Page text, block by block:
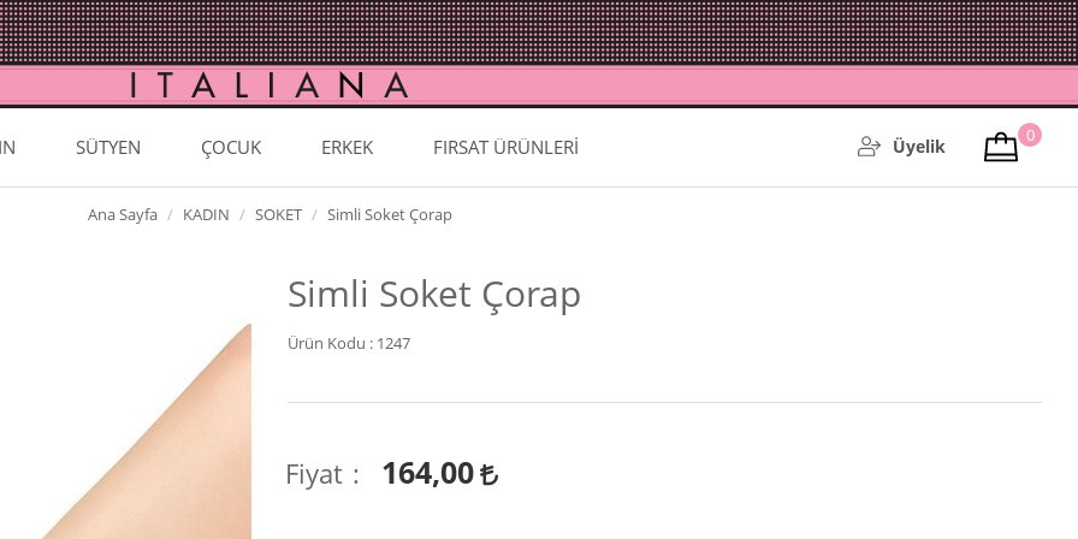
SÜTYEN ÇOCUK ERKEK FIRSAT ÜRÜNLERİ Üyelik 0
Ana Sayfa KADIN SOKET Simli Soket Çorap
Simli Soket Çorap
Ürün Kodu : 1247
Fiyat 164,00